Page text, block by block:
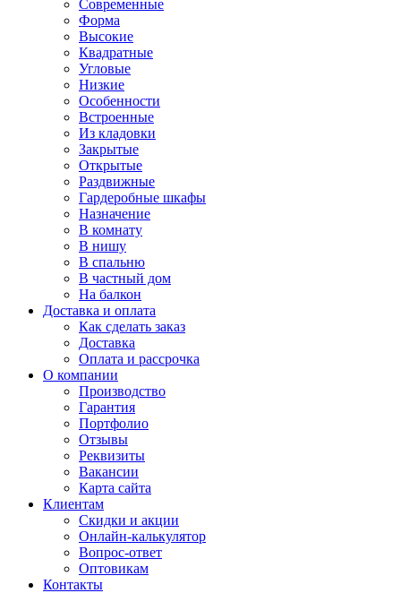
Современные
Форма
Высокие
Квадратные
Угловые
Низкие
Особенности
Встроенные
Из кладовки
Закрытые
Открытые
Раздвижные
Гардеробные шкафы
Назначение
В комнату
В нишу
В спальню
В частный дом
На балкон
Доставка и оплата
Как сделать заказ
Доставка
Оплата и рассрочка
О компании
Производство
Гарантия
Портфолио
Отзывы
Реквизиты
Вакансии
Карта сайта
Клиентам
Скидки и акции
Онлайн-калькулятор
Вопрос-ответ
Оптовикам
Контакты